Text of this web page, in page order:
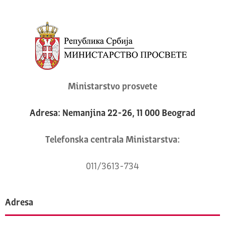
Ministarstvo prosvete
Adresa: Nemanjina 22-26, 11 000 Beograd
Telefonska centrala Ministarstva:
011/3613-734
Adresa